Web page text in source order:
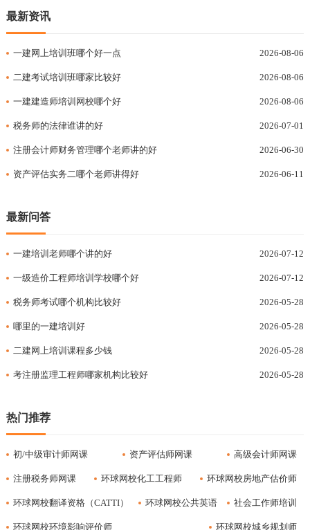
最新资讯
一建网上培训班哪个好一点 2026-08-06
二建考试培训班哪家比较好 2026-08-06
一建建造师培训网校哪个好 2026-08-06
税务师的法律谁讲的好 2026-07-01
注册会计师财务管理哪个老师讲的好 2026-06-30
资产评估实务二哪个老师讲得好 2026-06-11
最新问答
一建培训老师哪个讲的好 2026-07-12
一级造价工程师培训学校哪个好 2026-07-12
税务师考试哪个机构比较好 2026-05-28
哪里的一建培训好 2026-05-28
二建网上培训课程多少钱 2026-05-28
考注册监理工程师哪家机构比较好 2026-05-28
热门推荐
初/中级审计师网课 资产评估师网课 高级会计师网课
注册税务师网课 环球网校化工工程师 环球网校房地产估价师
环球网校翻译资格（CATTI） 环球网校公共英语 社会工作师培训
环球网校环境影响评价师 环球网校城乡规划师